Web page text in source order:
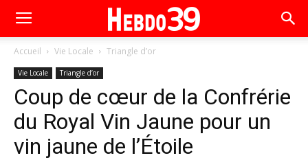
Accueil Vie Locale Triangle d’or
Vie Locale Triangle d’or
Coup de cœur de la Confrérie
du Royal Vin Jaune pour un
vin jaune de l’Étoile